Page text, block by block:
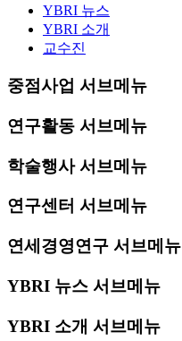
YBRI 뉴스
YBRI 소개
교수진
중점사업 서브메뉴
연구활동 서브메뉴
학술행사 서브메뉴
연구센터 서브메뉴
연세경영연구 서브메뉴
YBRI 뉴스 서브메뉴
YBRI 소개 서브메뉴